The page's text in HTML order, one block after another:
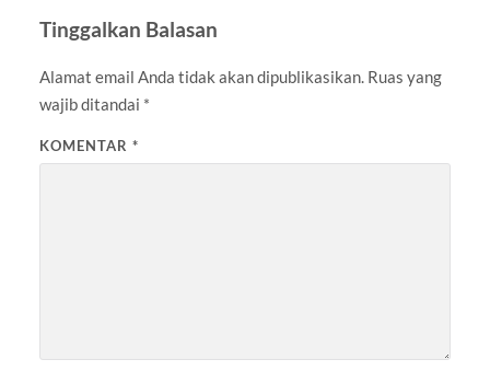
Tinggalkan Balasan
Alamat email Anda tidak akan dipublikasikan. Ruas yang
wajib ditandai *
KOMENTAR *